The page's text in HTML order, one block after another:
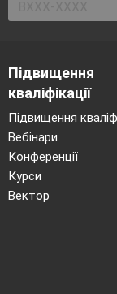
Підвищення
кваліфікації
Підвищення
Вебінари
Конференції
Курси
Вектор